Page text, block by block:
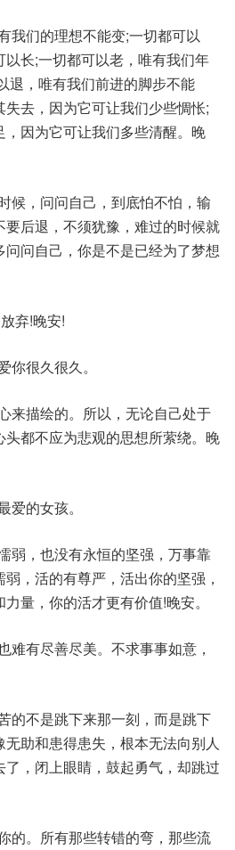
我们的理想不能变;一切都可以
长;一切都可以老，唯有我们年
退，唯有我们前进的脚步不能
去，因为它可让我们少些惆怅;
因为它可让我们多些清醒。晚
候，问问自己，到底怕不怕，输
后退，不须犹豫，难过的时候就
问自己，你是不是已经为了梦想
弃!晚安!
很久很久。
来描绘的。所以，无论自己处于
都不应为悲观的思想所萦绕。晚
的女孩。
弱，也没有永恒的坚强，万事靠
，活的有尊严，活出你的坚强，
量，你的活才更有价值!晚安。
难有尽善尽美。不求事事如意，
的不是跳下来那一刻，而是跳下
助和患得患失，根本无法向别人
，闭上眼睛，鼓起勇气，却跳过
的。所有那些转错的弯，那些流